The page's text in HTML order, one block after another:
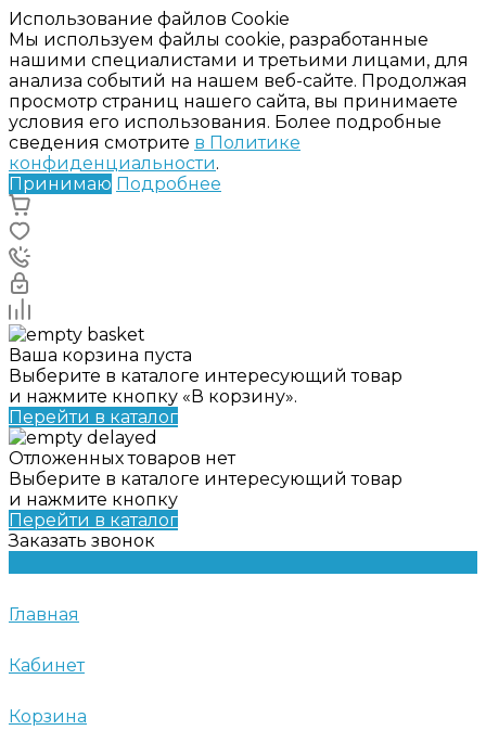
Использование файлов Cookie
Мы используем файлы cookie, разработанные
нашими специалистами и третьими лицами, для
анализа событий на нашем веб-сайте. Продолжая
просмотр страниц нашего сайта, вы принимаете
условия его использования. Более подробные
сведения смотрите в Политике
конфиденциальности.
Принимаю Подробнее
Ваша корзина пуста
Выберите в каталоге интересующий товар
и нажмите кнопку «В корзину».
Перейти в каталог
Отложенных товаров нет
Выберите в каталоге интересующий товар
и нажмите кнопку
Перейти в каталог
Заказать звонок
Главная
Кабинет
Корзина